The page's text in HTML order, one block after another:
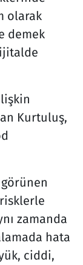
olarak
demek
Kurtuluş,
zamanda
hata
ciddi,